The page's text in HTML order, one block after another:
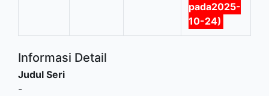
pada2025-
10-24)
Informasi Detail
Judul Seri
-